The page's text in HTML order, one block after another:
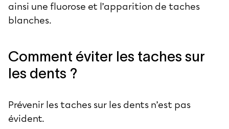
ainsi une fluorose et l’apparition de taches
blanches.
Comment éviter les taches sur
les dents ?
Prévenir les taches sur les dents n’est pas
évident.